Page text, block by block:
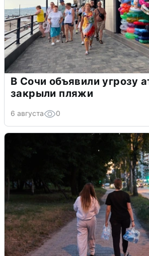
В Сочи объявили угрозу
закрыли пляжи
6 августа 0